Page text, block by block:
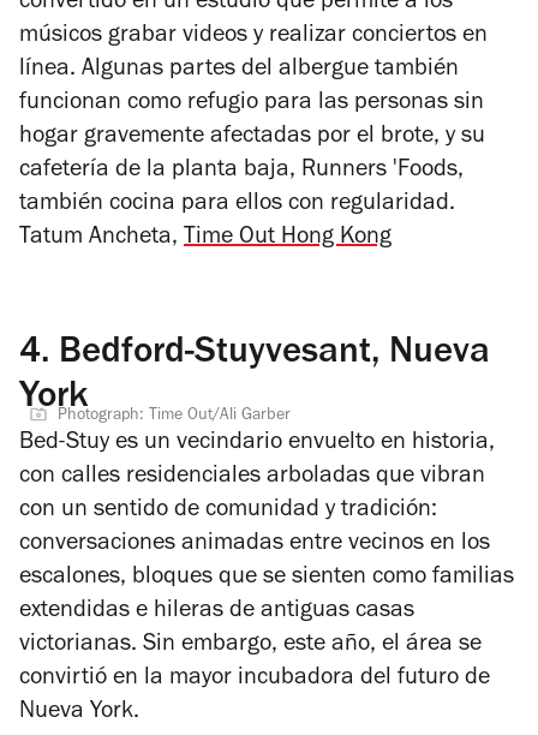
músicos grabar videos y realizar conciertos en
línea. Algunas partes del albergue también
funcionan como refugio para las personas sin
hogar gravemente afectadas por el brote, y su
cafetería de la planta baja, Runners 'Foods,
también cocina para ellos con regularidad.
Tatum Ancheta, Time Out Hong Kong
4. Bedford-Stuyvesant, Nueva
YorkPhotograph: Time Out/Ali Garber
Bed-Stuy es un vecindario envuelto en historia,
con calles residenciales arboladas que vibran
con un sentido de comunidad y tradición:
conversaciones animadas entre vecinos en los
escalones, bloques que se sienten como familias
extendidas e hileras de antiguas casas
victorianas. Sin embargo, este año, el área se
convirtió en la mayor incubadora del futuro de
Nueva York.